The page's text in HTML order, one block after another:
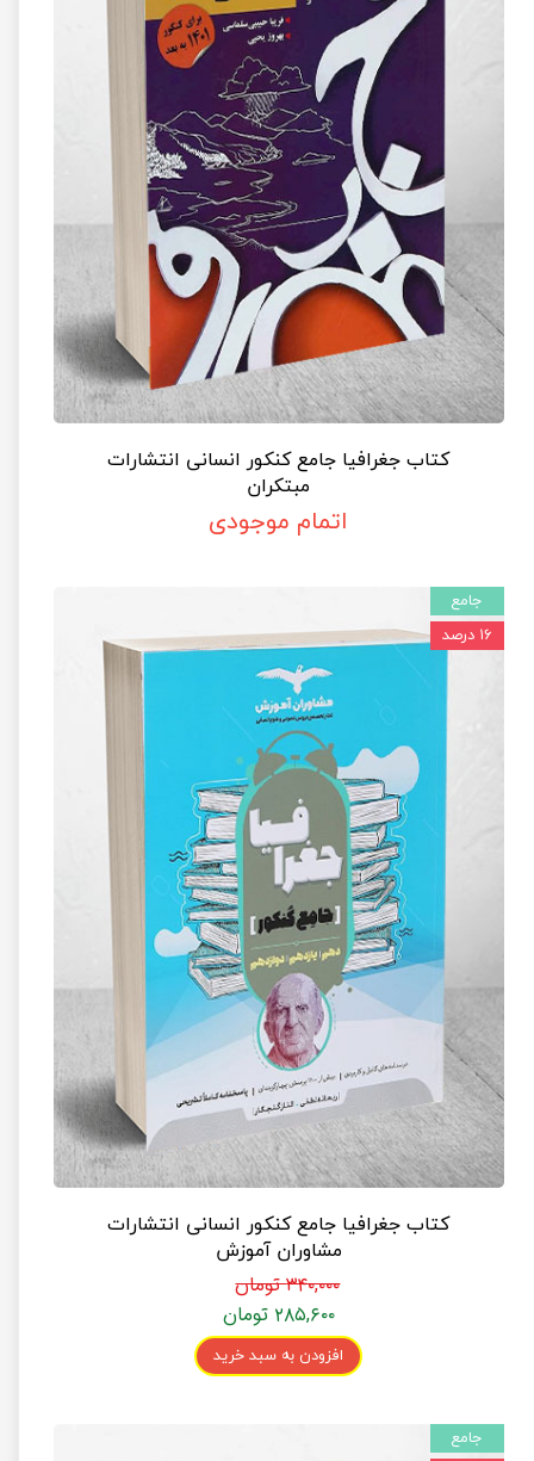
کتاب جغرافیا جامع کنکور انسانی انتشارات
مبتکران
اتمام موجودی
کتاب جغرافیا جامع کنکور انسانی انتشارات
مشاوران آموزش
۳۴۰,۰۰۰ تومان
۲۸۵,۶۰۰ تومان
افزودن به سبد خرید
جامع
۱۶ درصد
جامع